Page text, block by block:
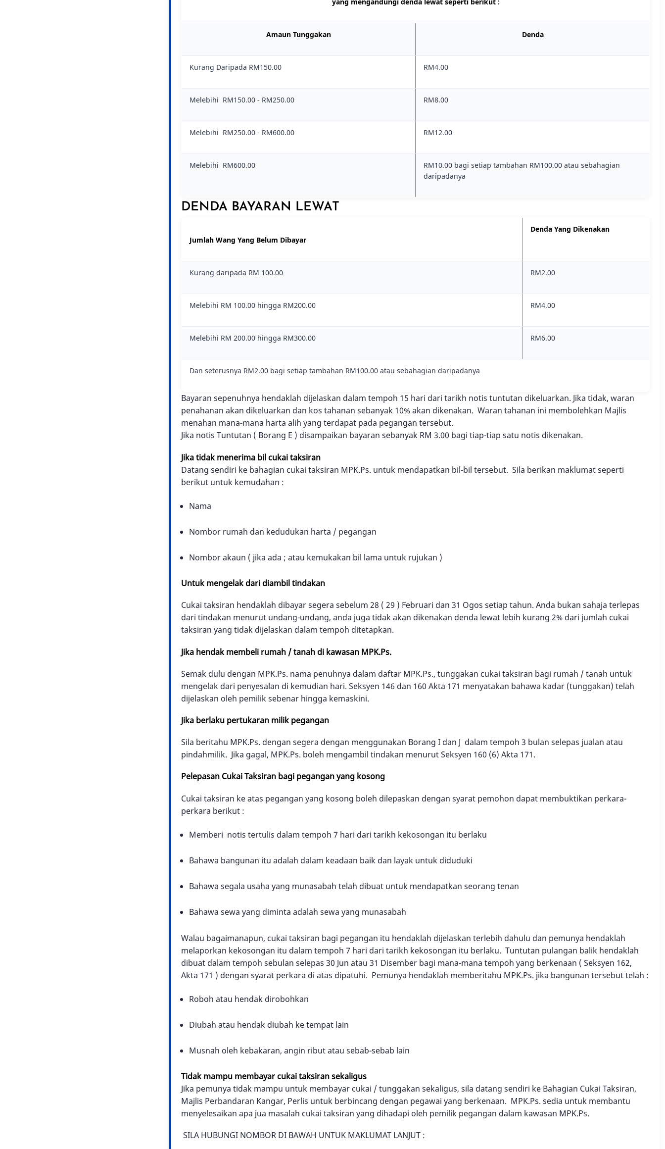
yang mengandungi denda lewat seperti berikut :
Amaun Tunggakan Denda
Kurang Daripada RM150.00 RM4.00
Melebihi RM150.00 - RM250.00 RM8.00
Melebihi RM250.00 - RM600.00 RM12.00
Melebihi RM600.00
RM10.00 bagi setiap tambahan RM100.00 atau sebahagian
daripadanya
DENDA BAYARAN LEWAT
Jumlah Wang Yang Belum Dibayar
Denda Yang Dikenakan
Kurang daripada RM 100.00 RM2.00
Melebihi RM 100.00 hingga RM200.00 RM4.00
Melebihi RM 200.00 hingga RM300.00 RM6.00
Dan seterusnya RM2.00 bagi setiap tambahan RM100.00 atau sebahagian daripadanya
Bayaran sepenuhnya hendaklah dijelaskan dalam tempoh 15 hari dari tarikh notis tuntutan dikeluarkan. Jika tidak, waran
penahanan akan dikeluarkan dan kos tahanan sebanyak 10% akan dikenakan. Waran tahanan ini membolehkan Majlis
menahan mana-mana harta alih yang terdapat pada pegangan tersebut.
Jika notis Tuntutan ( Borang E ) disampaikan bayaran sebanyak RM 3.00 bagi tiap-tiap satu notis dikenakan.
Jika tidak menerima bil cukai taksiran
Datang sendiri ke bahagian cukai taksiran MPK.Ps. untuk mendapatkan bil-bil tersebut. Sila berikan maklumat seperti
berikut untuk kemudahan :
Nama
Nombor rumah dan kedudukan harta / pegangan
Nombor akaun ( jika ada ; atau kemukakan bil lama untuk rujukan )
Untuk mengelak dari diambil tindakan
Cukai taksiran hendaklah dibayar segera sebelum 28 ( 29 ) Februari dan 31 Ogos setiap tahun. Anda bukan sahaja terlepas
dari tindakan menurut undang-undang, anda juga tidak akan dikenakan denda lewat lebih kurang 2% dari jumlah cukai
taksiran yang tidak dijelaskan dalam tempoh ditetapkan.
Jika hendak membeli rumah / tanah di kawasan MPK.Ps.
Semak dulu dengan MPK.Ps. nama penuhnya dalam daftar MPK.Ps., tunggakan cukai taksiran bagi rumah / tanah untuk
mengelak dari penyesalan di kemudian hari. Seksyen 146 dan 160 Akta 171 menyatakan bahawa kadar (tunggakan) telah
dijelaskan oleh pemilik sebenar hingga kemaskini.
Jika berlaku pertukaran milik pegangan
Sila beritahu MPK.Ps. dengan segera dengan menggunakan Borang I dan J dalam tempoh 3 bulan selepas jualan atau
pindahmilik. Jika gagal, MPK.Ps. boleh mengambil tindakan menurut Seksyen 160 (6) Akta 171.
Pelepasan Cukai Taksiran bagi pegangan yang kosong
Cukai taksiran ke atas pegangan yang kosong boleh dilepaskan dengan syarat pemohon dapat membuktikan perkara-
perkara berikut :
Memberi notis tertulis dalam tempoh 7 hari dari tarikh kekosongan itu berlaku
Bahawa bangunan itu adalah dalam keadaan baik dan layak untuk diduduki
Bahawa segala usaha yang munasabah telah dibuat untuk mendapatkan seorang tenan
Bahawa sewa yang diminta adalah sewa yang munasabah
Walau bagaimanapun, cukai taksiran bagi pegangan itu hendaklah dijelaskan terlebih dahulu dan pemunya hendaklah
melaporkan kekosongan itu dalam tempoh 7 hari dari tarikh kekosongan itu berlaku. Tuntutan pulangan balik hendaklah
dibuat dalam tempoh sebulan selepas 30 Jun atau 31 Disember bagi mana-mana tempoh yang berkenaan ( Seksyen 162,
Akta 171 ) dengan syarat perkara di atas dipatuhi. Pemunya hendaklah memberitahu MPK.Ps. jika bangunan tersebut telah :
Roboh atau hendak dirobohkan
Diubah atau hendak diubah ke tempat lain
Musnah oleh kebakaran, angin ribut atau sebab-sebab lain
Tidak mampu membayar cukai taksiran sekaligus
Jika pemunya tidak mampu untuk membayar cukai / tunggakan sekaligus, sila datang sendiri ke Bahagian Cukai Taksiran,
Majlis Perbandaran Kangar, Perlis untuk berbincang dengan pegawai yang berkenaan. MPK.Ps. sedia untuk membantu
menyelesaikan apa jua masalah cukai taksiran yang dihadapi oleh pemilik pegangan dalam kawasan MPK.Ps.
SILA HUBUNGI NOMBOR DI BAWAH UNTUK MAKLUMAT LANJUT :